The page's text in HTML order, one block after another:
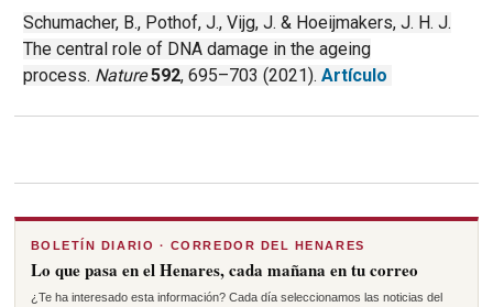
Schumacher, B., Pothof, J., Vijg, J. & Hoeijmakers, J. H. J.
The central role of DNA damage in the ageing
process. Nature 592, 695–703 (2021).Artículo
BOLETÍN DIARIO · CORREDOR DEL HENARES
Lo que pasa en el Henares, cada mañana en tu correo
¿Te ha interesado esta información? Cada día seleccionamos las noticias del